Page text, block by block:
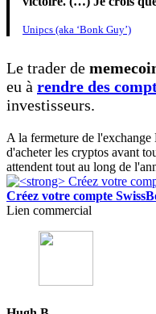
Unipcs (aka ‘Bonk Guy’)
Le trader de
eu à rendre des
investisseurs.
A la fermeture de
d'acheter les cryptos avant
attendent tout au long de
Créez votre compte
Lien commercial